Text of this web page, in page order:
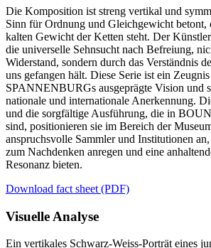
Die Komposition ist streng vertikal und
Sinn für Ordnung und Gleichgewicht betont,
kalten Gewicht der Ketten steht. Der
die universelle Sehnsucht nach Befreiung,
Widerstand, sondern durch das Verständnis
uns gefangen hält. Diese Serie ist ein
SPANNENBURGs ausgeprägte Vision und
nationale und internationale Anerkennung.
und die sorgfältige Ausführung, die in
sind, positionieren sie im Bereich der
anspruchsvolle Sammler und Institutionen
zum Nachdenken anregen und eine
Resonanz bieten.
Download fact sheet (PDF)
Visuelle Analyse
Ein vertikales Schwarz-Weiss-Porträt eines